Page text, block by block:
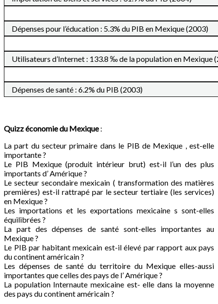
Dépenses pour l’éducation : 5.3% du PIB en Mexique (2003)
Utilisateurs d’Internet : 133.8 ‰ de la population en Mexique
Dépenses de santé : 6.2% du PIB (2003)
Quizz économie du Mexique :
La part du secteur primaire dans le PIB de Mexique , est-elle
importante ?
Le PIB Mexique (produit intérieur brut) est-il l’un des plus
importants d’ Amérique ?
Le secteur secondaire mexicain ( transformation des matières
premières) est-il rattrapé par le secteur tertiaire (les services)
en Mexique ?
Les importations et les exportations mexicaine s sont-elles
équilibrées ?
La part des dépenses de santé sont-elles importantes au
Mexique ?
Le PIB par habitant mexicain est-il élevé par rapport aux pays
du continent américain ?
Les dépenses de santé du territoire du Mexique elles-aussi
importantes que celles des pays de l’ Amérique ?
La population Internaute mexicaine est- elle dans la moyenne
des pays du continent américain ?